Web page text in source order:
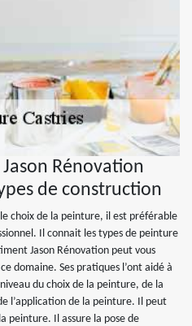
Rénovation
de construction
choix de la peinture, il est préférable
Il connait les types de peinture
Jason Rénovation peut vous
domaine. Ses pratiques l’ont aidé à
du choix de la peinture, de la
l’application de la peinture. Il peut
peinture. Il assure la pose de